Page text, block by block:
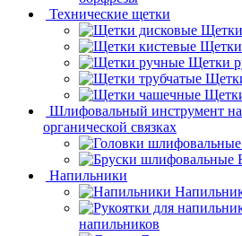
Технические щетки
Щетки
Щетки
Шлифовальный инструмент на
органической связках
Напильники
напильников